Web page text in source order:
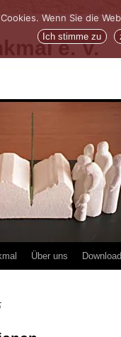
e. V.
Über uns
Wenn Sie die
Ich stimme zu